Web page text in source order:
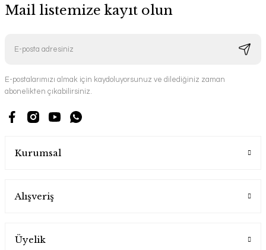
Mail listemize kayıt olun
E-postalarımızı almak için kaydoluyorsunuz ve dilediğiniz zaman
abonelikten çıkabilirsiniz.
Kurumsal
Alışveriş
Üyelik